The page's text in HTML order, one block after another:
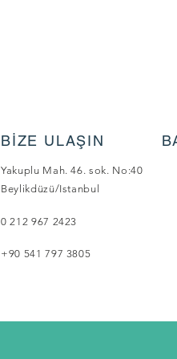
BİZE ULAŞIN
Yakuplu Mah. 46. sok. No:40
Beylikdüzü/Istanbul
0 212 967 2423
+90 541 797 3805